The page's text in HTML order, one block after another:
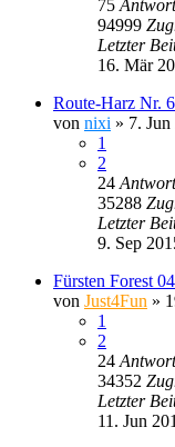
75
94999
Letzter
16. Mär
Route-Harz Nr.
von nixi » 7.
1
2
24
35288
Letzter
9. Sep
Fürsten Forest
von Just4Fun »
1
2
24
34352
Letzter
11. Jun